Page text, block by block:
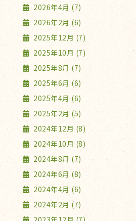
2026年4月 (7)
2026年2月 (6)
2025年12月 (7)
2025年10月 (7)
2025年8月 (7)
2025年6月 (6)
2025年4月 (6)
2025年2月 (5)
2024年12月 (8)
2024年10月 (8)
2024年8月 (7)
2024年6月 (8)
2024年4月 (6)
2024年2月 (7)